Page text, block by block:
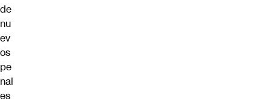
de
nu
ev
os
pe
nal
es